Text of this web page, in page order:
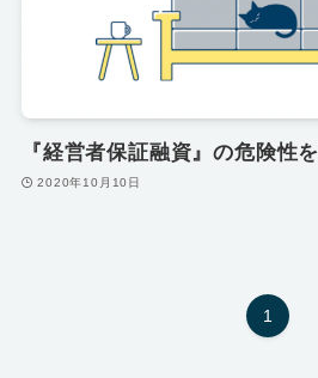
『経営者保証融資』の危険性
2020年10月10日
1